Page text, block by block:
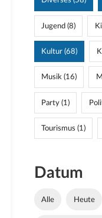
Jugend (8)
Kultur (68)
Musik (16)
Party (1)
Tourismus (1)
Datum
Alle Heute